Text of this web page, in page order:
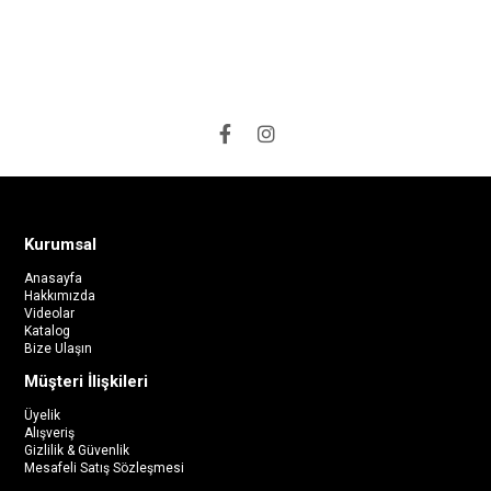
Kurumsal
Anasayfa
Hakkımızda
Videolar
Katalog
Bize Ulaşın
Müşteri İlişkileri
Üyelik
Alışveriş
Gizlilik & Güvenlik
Mesafeli Satış Sözleşmesi